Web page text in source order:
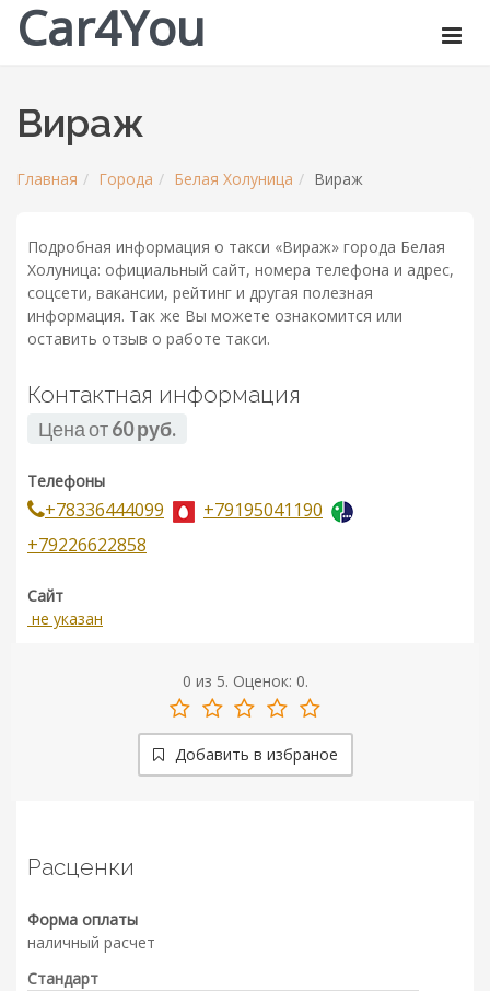
Car4You
Вираж
Главная Города Белая Холуница Вираж
Подробная информация о такси «Вираж» города Белая
Холуница: официальный сайт, номера телефона и адрес,
соцсети, вакансии, рейтинг и другая полезная
информация. Так же Вы можете ознакомится или
оставить отзыв о работе такси.
Контактная информация
Цена от60 руб.
Телефоны
+78336444099
+79195041190
+79226622858
Сайт
не указан
0 из 5. Оценок: 0.
Добавить в избраное
Расценки
Форма оплаты
наличный расчет
Стандарт